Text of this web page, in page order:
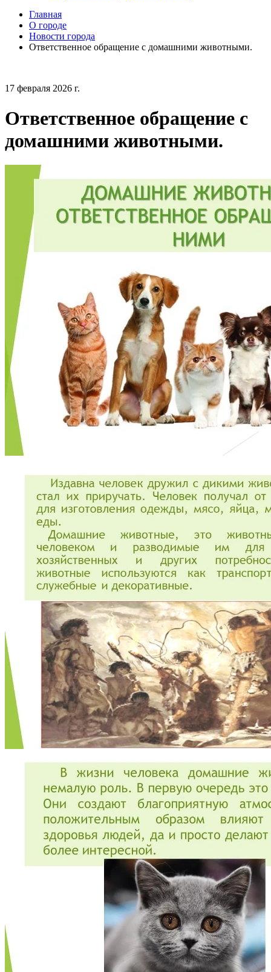
Главная
О городе
Новости города
Ответственное обращение с домашними животными.
17 февраля 2026 г.
Ответственное обращение с
домашними животными.